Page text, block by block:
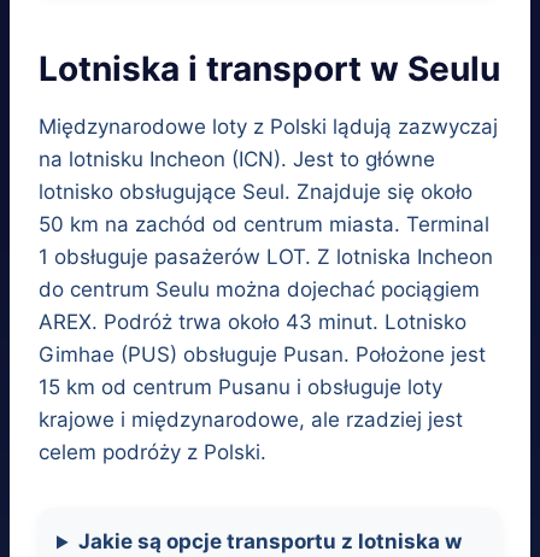
Lotniska i transport w Seulu
Międzynarodowe loty z Polski lądują zazwyczaj
na lotnisku Incheon (ICN). Jest to główne
lotnisko obsługujące Seul. Znajduje się około
50 km na zachód od centrum miasta. Terminal
1 obsługuje pasażerów LOT. Z lotniska Incheon
do centrum Seulu można dojechać pociągiem
AREX. Podróż trwa około 43 minut. Lotnisko
Gimhae (PUS) obsługuje Pusan. Położone jest
15 km od centrum Pusanu i obsługuje loty
krajowe i międzynarodowe, ale rzadziej jest
celem podróży z Polski.
Jakie są opcje transportu z lotniska w